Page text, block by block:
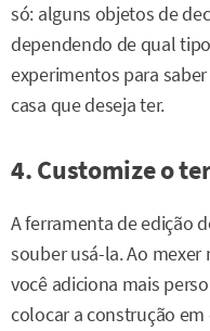
só: alguns objetos de
dependendo de qual
experimentos para
casa que deseja ter.
4. Customize o
A ferramenta de edição
souber usá-la. Ao mexer
você adiciona mais
colocar a construção